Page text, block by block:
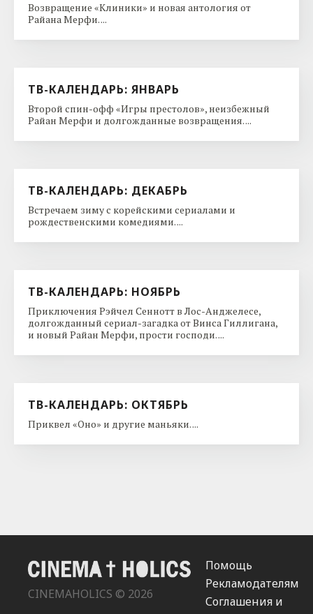
Возвращение «Клиники» и новая антология от
Райана Мерфи. ...
ТВ-КАЛЕНДАРЬ: ЯНВАРЬ
Второй спин-офф «Игры престолов», неизбежный
Райан Мерфи и долгожданные возвращения. ...
ТВ-КАЛЕНДАРЬ: ДЕКАБРЬ
Встречаем зиму с корейскими сериалами и
рождественскими комедиями. ...
ТВ-КАЛЕНДАРЬ: НОЯБРЬ
Приключения Рэйчел Сеннотт в Лос-Анджелесе,
долгожданный сериал-загадка от Винса Гиллигана,
и новый Райан Мерфи, прости господи. ...
ТВ-КАЛЕНДАРЬ: ОКТЯБРЬ
Приквел «Оно» и другие маньяки. ...
CINEMAHOLICS © 2026
Помощь
Рекламодателям
Соглашения и